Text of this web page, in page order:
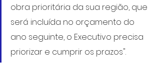
obra prioritária da sua região, que
será incluída no orçamento do
ano seguinte, o Executivo precisa
priorizar e cumprir os prazos".